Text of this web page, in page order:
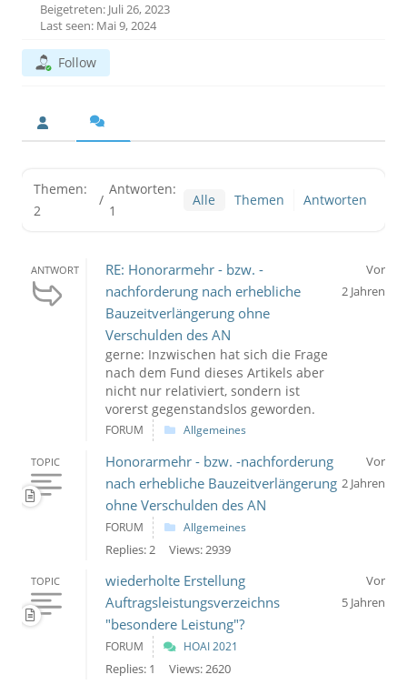
Beigetreten: Juli 26, 2023
Last seen: Mai 9, 2024
Follow
Themen:
2
/
Antworten:
1
Alle Themen Antworten
ANTWORT
RE: Honorarmehr - bzw. -
nachforderung nach erhebliche
Bauzeitverlängerung ohne
Verschulden des AN
gerne: Inzwischen hat sich die Frage
nach dem Fund dieses Artikels aber
nicht nur relativiert, sondern ist
vorerst gegenstandslos geworden.
Vor
2 Jahren
FORUM Allgemeines
TOPIC
Honorarmehr - bzw. -nachforderung
nach erhebliche Bauzeitverlängerung
ohne Verschulden des AN
Vor
2 Jahren
FORUM Allgemeines
Replies: 2 Views: 2939
TOPIC
wiederholte Erstellung
Auftragsleistungsverzeichns
"besondere Leistung"?
Vor
5 Jahren
FORUM HOAI 2021
Replies: 1 Views: 2620